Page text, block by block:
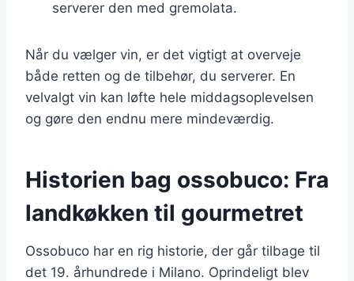
serverer den med gremolata.
Når du vælger vin, er det vigtigt at overveje
både retten og de tilbehør, du serverer. En
velvalgt vin kan løfte hele middagsoplevelsen
og gøre den endnu mere mindeværdig.
Historien bag ossobuco: Fra
landkøkken til gourmetret
Ossobuco har en rig historie, der går tilbage til
det 19. århundrede i Milano. Oprindeligt blev